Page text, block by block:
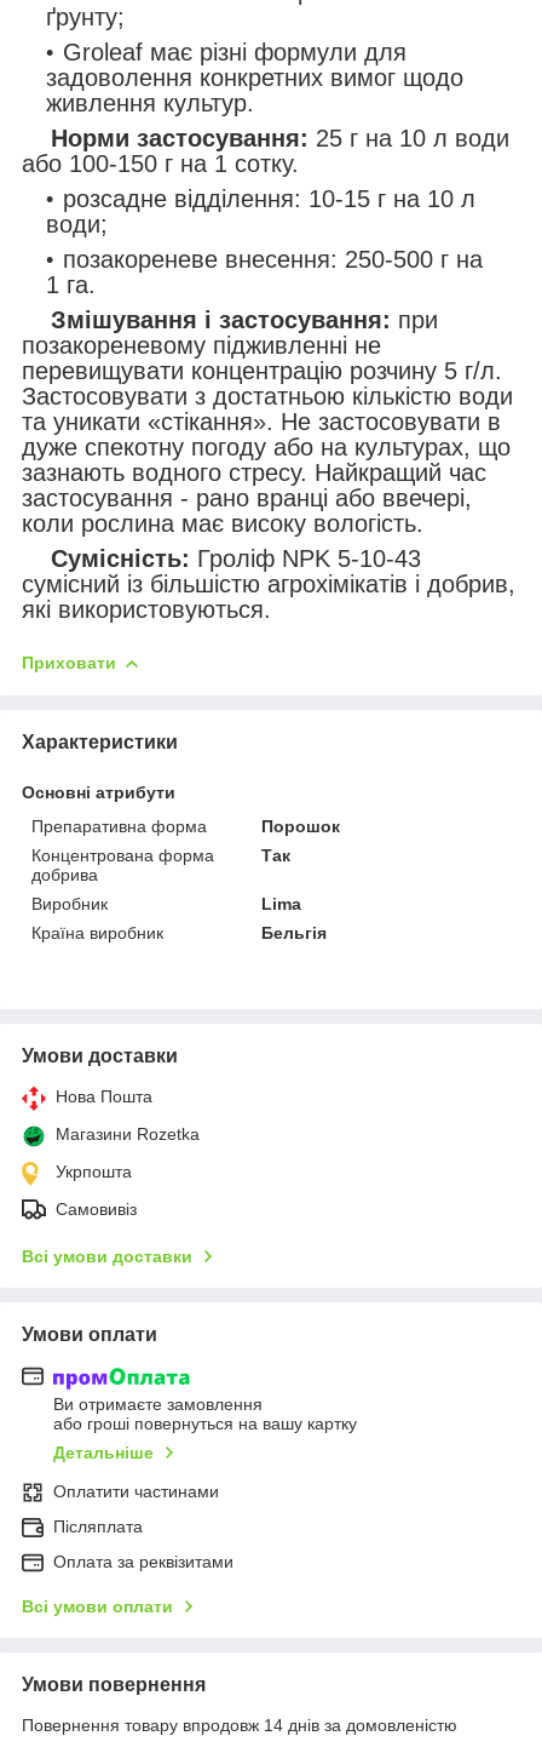
ґрунту;
Groleaf має різні формули для
задоволення конкретних вимог щодо
живлення культур.
Норми застосування: 25 г на 10 л води
або 100-150 г на 1 сотку.
розсадне відділення: 10-15 г на 10 л
води;
позакореневе внесення: 250-500 г на
1 га.
Змішування і застосування: при
позакореневому підживленні не
перевищувати концентрацію розчину 5 г/л.
Застосовувати з достатньою кількістю води
та уникати «стікання». Не застосовувати в
дуже спекотну погоду або на культурах, що
зазнають водного стресу. Найкращий час
застосування - рано вранці або ввечері,
коли рослина має високу вологість.
Сумісність: Гроліф NPK 5-10-43
сумісний із більшістю агрохімікатів і добрив,
які використовуються.
Приховати
Характеристики
Основні атрибути
Препаративна форма
Порошок
Концентрована форма
добрива
Так
Виробник
Lima
Країна виробник
Бельгія
Умови доставки
Нова Пошта
Магазини Rozetka
Укрпошта
Самовивіз
Всі умови доставки
Умови оплати
Ви отримаєте замовлення
або гроші повернуться на вашу картку
Детальніше
Оплатити частинами
Післяплата
Оплата за реквізитами
Всі умови оплати
Умови повернення
Повернення товару впродовж 14 днів за домовленістю